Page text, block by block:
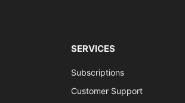
SERVICES
Subscriptions
Customer Support